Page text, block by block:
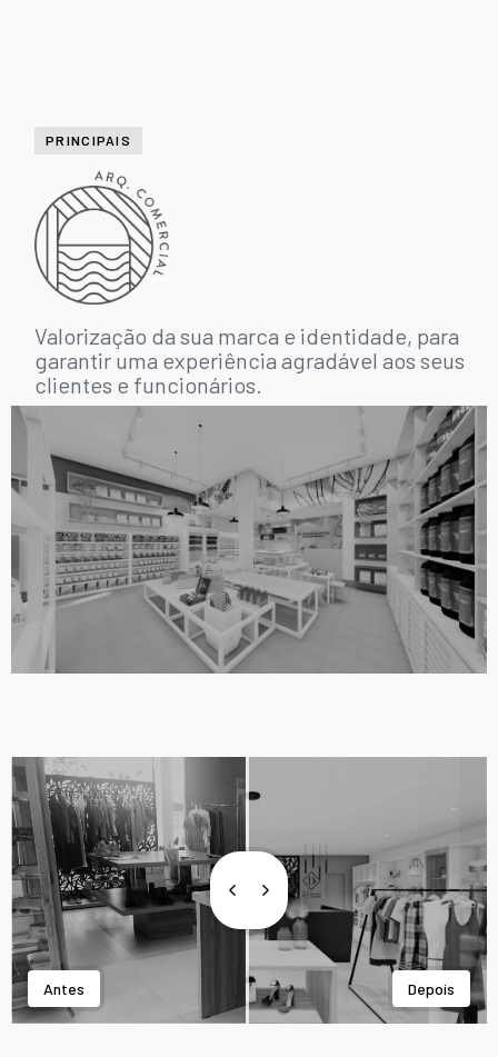
PRINCIPAIS
Valorização da sua marca e identidade, para
garantir uma experiência agradável aos seus
clientes e funcionários.
Depois
Antes